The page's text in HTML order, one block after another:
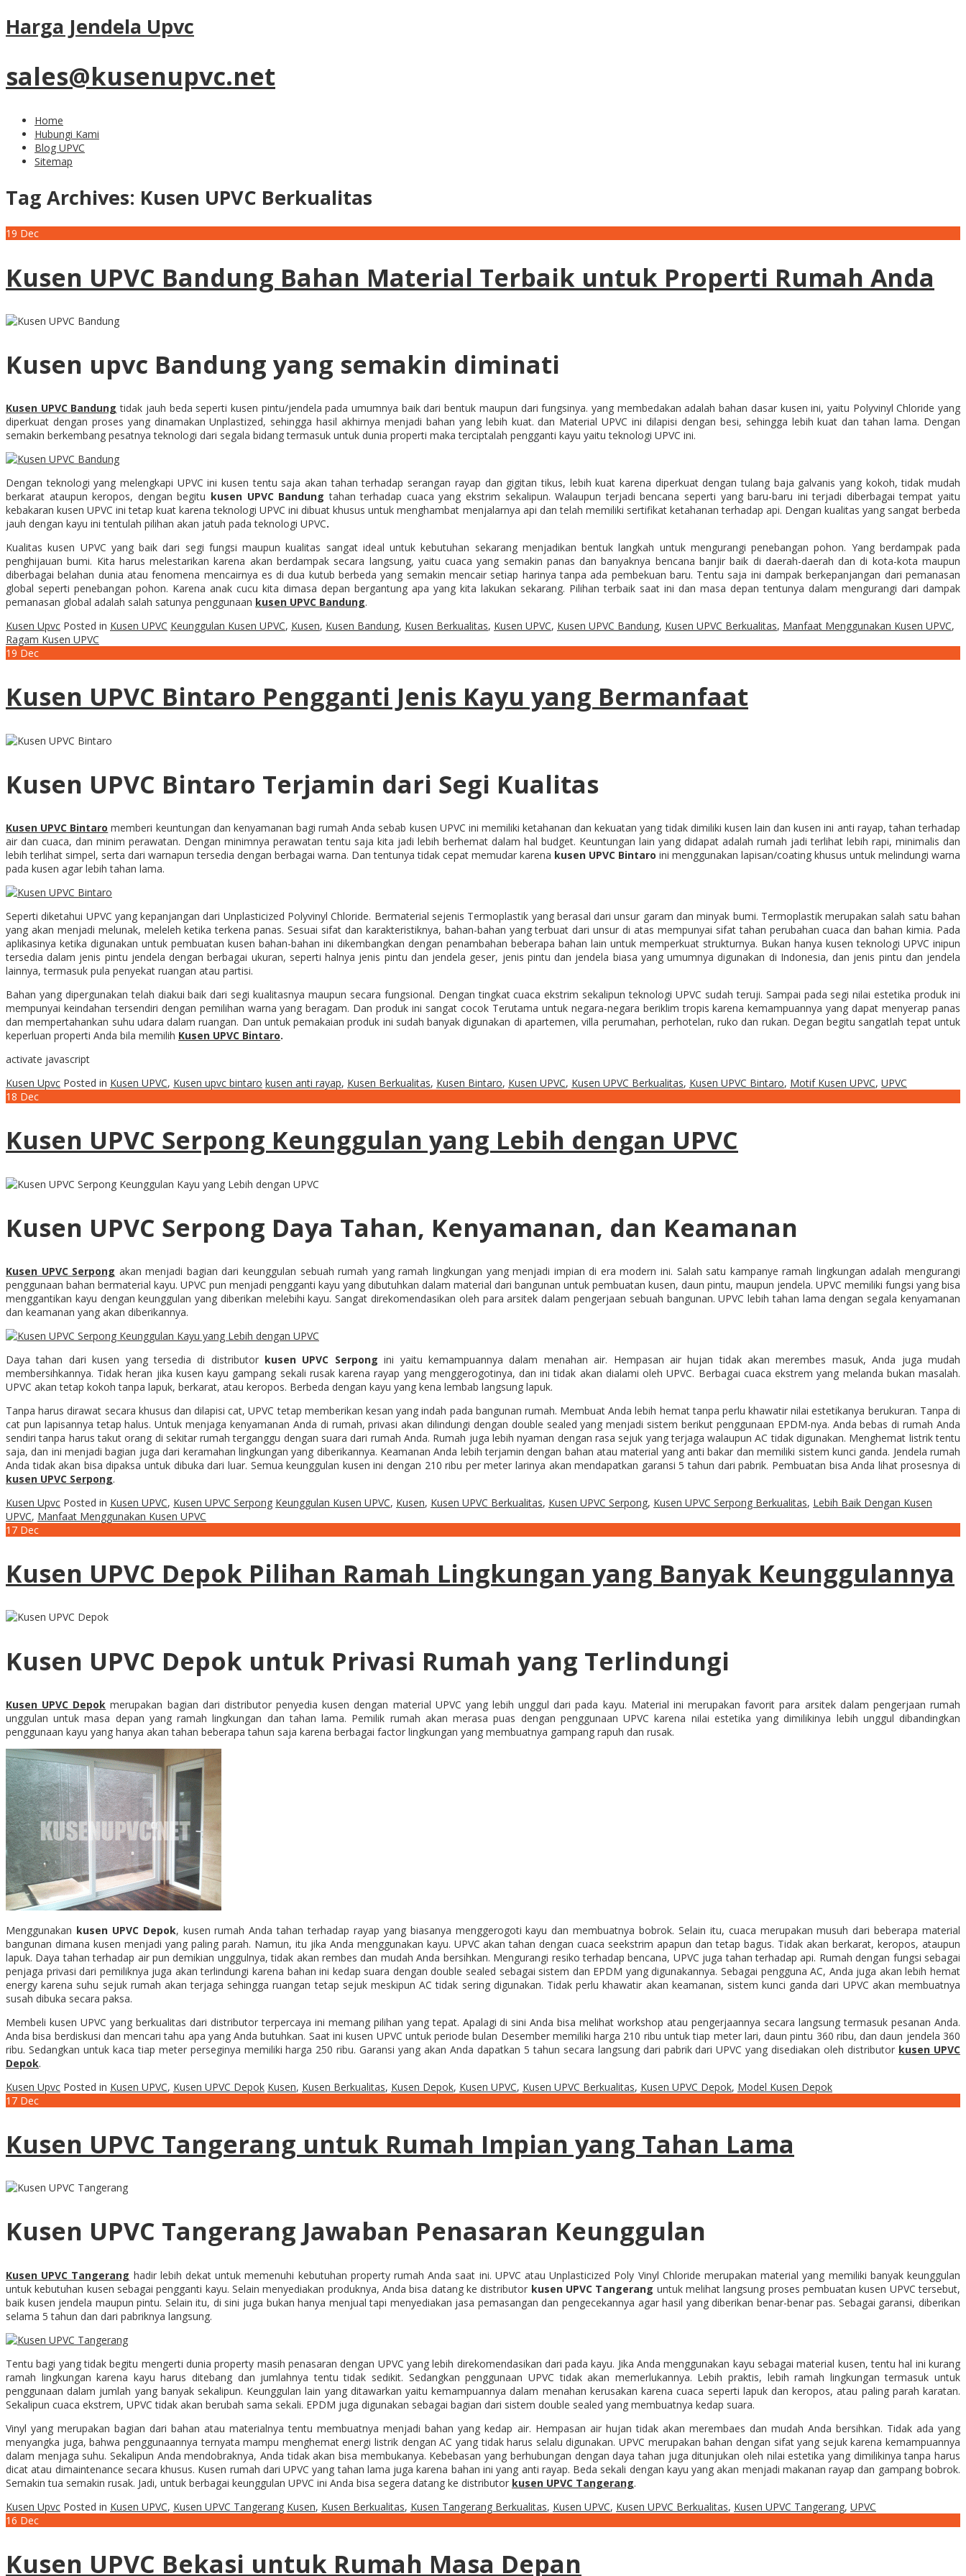
Harga Jendela Upvc
sales@kusenupvc.net
Home
Hubungi Kami
Blog UPVC
Sitemap
Tag Archives: Kusen UPVC Berkualitas
19 Dec
Kusen UPVC Bandung Bahan Material Terbaik untuk Properti Rumah Anda
Kusen upvc Bandung yang semakin diminati
Kusen UPVC Bandung tidak jauh beda seperti kusen pintu/jendela pada umumnya baik dari bentuk maupun dari fungsinya. yang membedakan adalah bahan dasar kusen ini, yaitu Polyvinyl Chloride yang
diperkuat dengan proses yang dinamakan Unplastized, sehingga hasil akhirnya menjadi bahan yang lebih kuat. dan Material UPVC ini dilapisi dengan besi, sehingga lebih kuat dan tahan lama. Dengan
semakin berkembang pesatnya teknologi dari segala bidang termasuk untuk dunia properti maka terciptalah pengganti kayu yaitu teknologi UPVC ini.
Dengan teknologi yang melengkapi UPVC ini kusen tentu saja akan tahan terhadap serangan rayap dan gigitan tikus, lebih kuat karena diperkuat dengan tulang baja galvanis yang kokoh, tidak mudah
berkarat ataupun keropos, dengan begitu kusen UPVC Bandung tahan terhadap cuaca yang ekstrim sekalipun. Walaupun terjadi bencana seperti yang baru-baru ini terjadi diberbagai tempat yaitu
kebakaran kusen UPVC ini tetap kuat karena teknologi UPVC ini dibuat khusus untuk menghambat menjalarnya api dan telah memiliki sertifikat ketahanan terhadap api. Dengan kualitas yang sangat berbeda
jauh dengan kayu ini tentulah pilihan akan jatuh pada teknologi UPVC.
Kualitas kusen UPVC yang baik dari segi fungsi maupun kualitas sangat ideal untuk kebutuhan sekarang menjadikan bentuk langkah untuk mengurangi penebangan pohon. Yang berdampak pada
penghijauan bumi. Kita harus melestarikan karena akan berdampak secara langsung, yaitu cuaca yang semakin panas dan banyaknya bencana banjir baik di daerah-daerah dan di kota-kota maupun
diberbagai belahan dunia atau fenomena mencairnya es di dua kutub berbeda yang semakin mencair setiap harinya tanpa ada pembekuan baru. Tentu saja ini dampak berkepanjangan dari pemanasan
global seperti penebangan pohon. Karena anak cucu kita dimasa depan bergantung apa yang kita lakukan sekarang. Pilihan terbaik saat ini dan masa depan tentunya dalam mengurangi dari dampak
pemanasan global adalah salah satunya penggunaan kusen UPVC Bandung.
Kusen Upvc Posted in Kusen UPVC Keunggulan Kusen UPVC, Kusen, Kusen Bandung, Kusen Berkualitas, Kusen UPVC, Kusen UPVC Bandung, Kusen UPVC Berkualitas, Manfaat Menggunakan Kusen UPVC,
Ragam Kusen UPVC
19 Dec
Kusen UPVC Bintaro Pengganti Jenis Kayu yang Bermanfaat
Kusen UPVC Bintaro Terjamin dari Segi Kualitas
Kusen UPVC Bintaro memberi keuntungan dan kenyamanan bagi rumah Anda sebab kusen UPVC ini memiliki ketahanan dan kekuatan yang tidak dimiliki kusen lain dan kusen ini anti rayap, tahan terhadap
air dan cuaca, dan minim perawatan. Dengan minimnya perawatan tentu saja kita jadi lebih berhemat dalam hal budget. Keuntungan lain yang didapat adalah rumah jadi terlihat lebih rapi, minimalis dan
lebih terlihat simpel, serta dari warnapun tersedia dengan berbagai warna. Dan tentunya tidak cepat memudar karena kusen UPVC Bintaro ini menggunakan lapisan/coating khusus untuk melindungi warna
pada kusen agar lebih tahan lama.
Seperti diketahui UPVC yang kepanjangan dari Unplasticized Polyvinyl Chloride. Bermaterial sejenis Termoplastik yang berasal dari unsur garam dan minyak bumi. Termoplastik merupakan salah satu bahan
yang akan menjadi melunak, meleleh ketika terkena panas. Sesuai sifat dan karakteristiknya, bahan-bahan yang terbuat dari unsur di atas mempunyai sifat tahan perubahan cuaca dan bahan kimia. Pada
aplikasinya ketika digunakan untuk pembuatan kusen bahan-bahan ini dikembangkan dengan penambahan beberapa bahan lain untuk memperkuat strukturnya. Bukan hanya kusen teknologi UPVC inipun
tersedia dalam jenis pintu jendela dengan berbagai ukuran, seperti halnya jenis pintu dan jendela geser, jenis pintu dan jendela biasa yang umumnya digunakan di Indonesia, dan jenis pintu dan jendela
lainnya, termasuk pula penyekat ruangan atau partisi.
Bahan yang dipergunakan telah diakui baik dari segi kualitasnya maupun secara fungsional. Dengan tingkat cuaca ekstrim sekalipun teknologi UPVC sudah teruji. Sampai pada segi nilai estetika produk ini
mempunyai keindahan tersendiri dengan pemilihan warna yang beragam. Dan produk ini sangat cocok Terutama untuk negara-negara beriklim tropis karena kemampuannya yang dapat menyerap panas
dan mempertahankan suhu udara dalam ruangan. Dan untuk pemakaian produk ini sudah banyak digunakan di apartemen, villa perumahan, perhotelan, ruko dan rukan. Degan begitu sangatlah tepat untuk
keperluan properti Anda bila memilih Kusen UPVC Bintaro.
activate javascript
Kusen Upvc Posted in Kusen UPVC, Kusen upvc bintaro kusen anti rayap, Kusen Berkualitas, Kusen Bintaro, Kusen UPVC, Kusen UPVC Berkualitas, Kusen UPVC Bintaro, Motif Kusen UPVC, UPVC
18 Dec
Kusen UPVC Serpong Keunggulan yang Lebih dengan UPVC
Kusen UPVC Serpong Daya Tahan, Kenyamanan, dan Keamanan
Kusen UPVC Serpong akan menjadi bagian dari keunggulan sebuah rumah yang ramah lingkungan yang menjadi impian di era modern ini. Salah satu kampanye ramah lingkungan adalah mengurangi
penggunaan bahan bermaterial kayu. UPVC pun menjadi pengganti kayu yang dibutuhkan dalam material dari bangunan untuk pembuatan kusen, daun pintu, maupun jendela. UPVC memiliki fungsi yang bisa
menggantikan kayu dengan keunggulan yang diberikan melebihi kayu. Sangat direkomendasikan oleh para arsitek dalam pengerjaan sebuah bangunan. UPVC lebih tahan lama dengan segala kenyamanan
dan keamanan yang akan diberikannya.
Daya tahan dari kusen yang tersedia di distributor kusen UPVC Serpong ini yaitu kemampuannya dalam menahan air. Hempasan air hujan tidak akan merembes masuk, Anda juga mudah
membersihkannya. Tidak heran jika kusen kayu gampang sekali rusak karena rayap yang menggerogotinya, dan ini tidak akan dialami oleh UPVC. Berbagai cuaca ekstrem yang melanda bukan masalah.
UPVC akan tetap kokoh tanpa lapuk, berkarat, atau keropos. Berbeda dengan kayu yang kena lembab langsung lapuk.
Tanpa harus dirawat secara khusus dan dilapisi cat, UPVC tetap memberikan kesan yang indah pada bangunan rumah. Membuat Anda lebih hemat tanpa perlu khawatir nilai estetikanya berukuran. Tanpa di
cat pun lapisannya tetap halus. Untuk menjaga kenyamanan Anda di rumah, privasi akan dilindungi dengan double sealed yang menjadi sistem berikut penggunaan EPDM-nya. Anda bebas di rumah Anda
sendiri tanpa harus takut orang di sekitar rumah terganggu dengan suara dari rumah Anda. Rumah juga lebih nyaman dengan rasa sejuk yang terjaga walaupun AC tidak digunakan. Menghemat listrik tentu
saja, dan ini menjadi bagian juga dari keramahan lingkungan yang diberikannya. Keamanan Anda lebih terjamin dengan bahan atau material yang anti bakar dan memiliki sistem kunci ganda. Jendela rumah
Anda tidak akan bisa dipaksa untuk dibuka dari luar. Semua keunggulan kusen ini dengan 210 ribu per meter larinya akan mendapatkan garansi 5 tahun dari pabrik. Pembuatan bisa Anda lihat prosesnya di
kusen UPVC Serpong.
Kusen Upvc Posted in Kusen UPVC, Kusen UPVC Serpong Keunggulan Kusen UPVC, Kusen, Kusen UPVC Berkualitas, Kusen UPVC Serpong, Kusen UPVC Serpong Berkualitas, Lebih Baik Dengan Kusen
UPVC, Manfaat Menggunakan Kusen UPVC
17 Dec
Kusen UPVC Depok Pilihan Ramah Lingkungan yang Banyak Keunggulannya
Kusen UPVC Depok untuk Privasi Rumah yang Terlindungi
Kusen UPVC Depok merupakan bagian dari distributor penyedia kusen dengan material UPVC yang lebih unggul dari pada kayu. Material ini merupakan favorit para arsitek dalam pengerjaan rumah
unggulan untuk masa depan yang ramah lingkungan dan tahan lama. Pemilik rumah akan merasa puas dengan penggunaan UPVC karena nilai estetika yang dimilikinya lebih unggul dibandingkan
penggunaan kayu yang hanya akan tahan beberapa tahun saja karena berbagai factor lingkungan yang membuatnya gampang rapuh dan rusak.
Menggunakan kusen UPVC Depok, kusen rumah Anda tahan terhadap rayap yang biasanya menggerogoti kayu dan membuatnya bobrok. Selain itu, cuaca merupakan musuh dari beberapa material
bangunan dimana kusen menjadi yang paling parah. Namun, itu jika Anda menggunakan kayu. UPVC akan tahan dengan cuaca seekstrim apapun dan tetap bagus. Tidak akan berkarat, keropos, ataupun
lapuk. Daya tahan terhadap air pun demikian unggulnya, tidak akan rembes dan mudah Anda bersihkan. Mengurangi resiko terhadap bencana, UPVC juga tahan terhadap api. Rumah dengan fungsi sebagai
penjaga privasi dari pemiliknya juga akan terlindungi karena bahan ini kedap suara dengan double sealed sebagai sistem dan EPDM yang digunakannya. Sebagai pengguna AC, Anda juga akan lebih hemat
energy karena suhu sejuk rumah akan terjaga sehingga ruangan tetap sejuk meskipun AC tidak sering digunakan. Tidak perlu khawatir akan keamanan, sistem kunci ganda dari UPVC akan membuatnya
susah dibuka secara paksa.
Membeli kusen UPVC yang berkualitas dari distributor terpercaya ini memang pilihan yang tepat. Apalagi di sini Anda bisa melihat workshop atau pengerjaannya secara langsung termasuk pesanan Anda.
Anda bisa berdiskusi dan mencari tahu apa yang Anda butuhkan. Saat ini kusen UPVC untuk periode bulan Desember memiliki harga 210 ribu untuk tiap meter lari, daun pintu 360 ribu, dan daun jendela 360
ribu. Sedangkan untuk kaca tiap meter perseginya memiliki harga 250 ribu. Garansi yang akan Anda dapatkan 5 tahun secara langsung dari pabrik dari UPVC yang disediakan oleh distributor kusen UPVC
Depok.
Kusen Upvc Posted in Kusen UPVC, Kusen UPVC Depok Kusen, Kusen Berkualitas, Kusen Depok, Kusen UPVC, Kusen UPVC Berkualitas, Kusen UPVC Depok, Model Kusen Depok
17 Dec
Kusen UPVC Tangerang untuk Rumah Impian yang Tahan Lama
Kusen UPVC Tangerang Jawaban Penasaran Keunggulan
Kusen UPVC Tangerang hadir lebih dekat untuk memenuhi kebutuhan property rumah Anda saat ini. UPVC atau Unplasticized Poly Vinyl Chloride merupakan material yang memiliki banyak keunggulan
untuk kebutuhan kusen sebagai pengganti kayu. Selain menyediakan produknya, Anda bisa datang ke distributor kusen UPVC Tangerang untuk melihat langsung proses pembuatan kusen UPVC tersebut,
baik kusen jendela maupun pintu. Selain itu, di sini juga bukan hanya menjual tapi menyediakan jasa pemasangan dan pengecekannya agar hasil yang diberikan benar-benar pas. Sebagai garansi, diberikan
selama 5 tahun dan dari pabriknya langsung.
Tentu bagi yang tidak begitu mengerti dunia property masih penasaran dengan UPVC yang lebih direkomendasikan dari pada kayu. Jika Anda menggunakan kayu sebagai material kusen, tentu hal ini kurang
ramah lingkungan karena kayu harus ditebang dan jumlahnya tentu tidak sedikit. Sedangkan penggunaan UPVC tidak akan memerlukannya. Lebih praktis, lebih ramah lingkungan termasuk untuk
penggunaan dalam jumlah yang banyak sekalipun. Keunggulan lain yang ditawarkan yaitu kemampuannya dalam menahan kerusakan karena cuaca seperti lapuk dan keropos, atau paling parah karatan.
Sekalipun cuaca ekstrem, UPVC tidak akan berubah sama sekali. EPDM juga digunakan sebagai bagian dari sistem double sealed yang membuatnya kedap suara.
Vinyl yang merupakan bagian dari bahan atau materialnya tentu membuatnya menjadi bahan yang kedap air. Hempasan air hujan tidak akan merembaes dan mudah Anda bersihkan. Tidak ada yang
menyangka juga, bahwa penggunaannya ternyata mampu menghemat energi listrik dengan AC yang tidak harus selalu digunakan. UPVC merupakan bahan dengan sifat yang sejuk karena kemampuannya
dalam menjaga suhu. Sekalipun Anda mendobraknya, Anda tidak akan bisa membukanya. Kebebasan yang berhubungan dengan daya tahan juga ditunjukan oleh nilai estetika yang dimilikinya tanpa harus
dicat atau dimaintenance secara khusus. Kusen rumah dari UPVC yang tahan lama juga karena bahan ini yang anti rayap. Beda sekali dengan kayu yang akan menjadi makanan rayap dan gampang bobrok.
Semakin tua semakin rusak. Jadi, untuk berbagai keunggulan UPVC ini Anda bisa segera datang ke distributor kusen UPVC Tangerang.
Kusen Upvc Posted in Kusen UPVC, Kusen UPVC Tangerang Kusen, Kusen Berkualitas, Kusen Tangerang Berkualitas, Kusen UPVC, Kusen UPVC Berkualitas, Kusen UPVC Tangerang, UPVC
16 Dec
Kusen UPVC Bekasi untuk Rumah Masa Depan